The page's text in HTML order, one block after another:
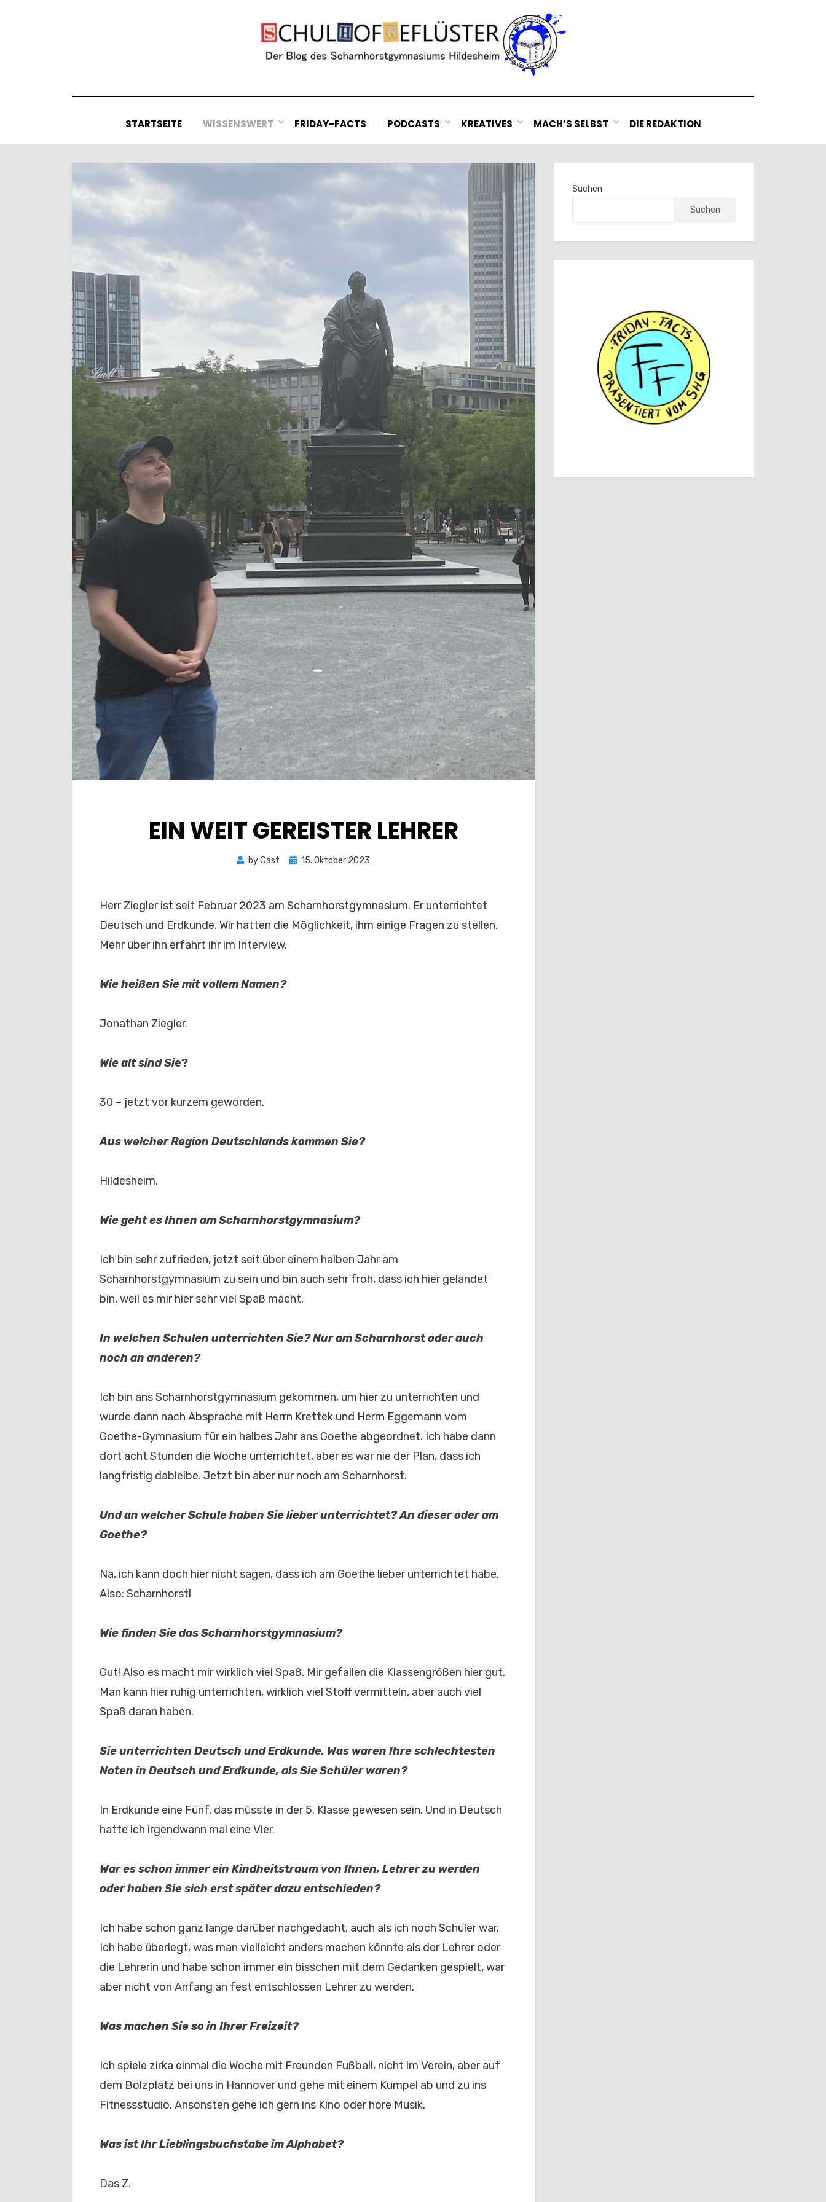
STARTSEITE WISSENSWERT FRIDAY-FACTS PODCASTS KREATIVES MACH’S SELBST DIE REDAKTION
EIN WEIT GEREISTER LEHRER
byGast
Posted
15. Oktober 2023
Herr Ziegler ist seit Februar 2023 am Scharnhorstgymnasium. Er unterrichtet
Deutsch und Erdkunde. Wir hatten die Möglichkeit, ihm einige Fragen zu stellen.
Mehr über ihn erfahrt ihr im Interview.
Wie heißen Sie mit vollem Namen?
Jonathan Ziegler.
Wie alt sind Sie?
30 – jetzt vor kurzem geworden.
Aus welcher Region Deutschlands kommen Sie?
Hildesheim.
Wie geht es Ihnen am Scharnhorstgymnasium?
Ich bin sehr zufrieden, jetzt seit über einem halben Jahr am
Scharnhorstgymnasium zu sein und bin auch sehr froh, dass ich hier gelandet
bin, weil es mir hier sehr viel Spaß macht.
In welchen Schulen unterrichten Sie? Nur am Scharnhorst oder auch
noch an anderen?
Ich bin ans Scharnhorstgymnasium gekommen, um hier zu unterrichten und
wurde dann nach Absprache mit Herrn Krettek und Herrn Eggemann vom
Goethe-Gymnasium für ein halbes Jahr ans Goethe abgeordnet. Ich habe dann
dort acht Stunden die Woche unterrichtet, aber es war nie der Plan, dass ich
langfristig dableibe. Jetzt bin aber nur noch am Scharnhorst.
Und an welcher Schule haben Sie lieber unterrichtet? An dieser oder am
Goethe?
Na, ich kann doch hier nicht sagen, dass ich am Goethe lieber unterrichtet habe.
Also: Scharnhorst!
Wie finden Sie das Scharnhorstgymnasium?
Gut! Also es macht mir wirklich viel Spaß. Mir gefallen die Klassengrößen hier gut.
Man kann hier ruhig unterrichten, wirklich viel Stoff vermitteln, aber auch viel
Spaß daran haben.
Sie unterrichten Deutsch und Erdkunde. Was waren Ihre schlechtesten
Noten in Deutsch und Erdkunde, als Sie Schüler waren?
In Erdkunde eine Fünf, das müsste in der 5. Klasse gewesen sein. Und in Deutsch
hatte ich irgendwann mal eine Vier.
War es schon immer ein Kindheitstraum von Ihnen, Lehrer zu werden
oder haben Sie sich erst später dazu entschieden?
Ich habe schon ganz lange darüber nachgedacht, auch als ich noch Schüler war.
Ich habe überlegt, was man vielleicht anders machen könnte als der Lehrer oder
die Lehrerin und habe schon immer ein bisschen mit dem Gedanken gespielt, war
aber nicht von Anfang an fest entschlossen Lehrer zu werden.
Was machen Sie so in Ihrer Freizeit?
Ich spiele zirka einmal die Woche mit Freunden Fußball, nicht im Verein, aber auf
dem Bolzplatz bei uns in Hannover und gehe mit einem Kumpel ab und zu ins
Fitnessstudio. Ansonsten gehe ich gern ins Kino oder höre Musik.
Was ist Ihr Lieblingsbuchstabe im Alphabet?
Das Z.
Suchen
Suchen